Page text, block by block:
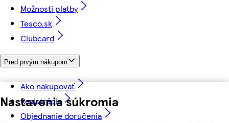
Nastavenia súkromia
Možnosti platby
Tesco.sk
Clubcard
Pred prvým nákupom
Ako nakupovať
Registrácia
Objednanie doručenia